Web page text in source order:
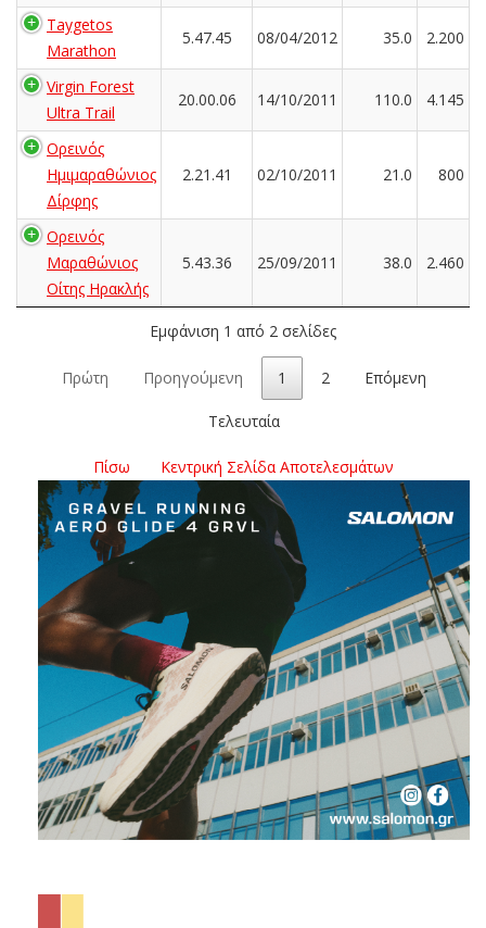
Taygetos
Marathon
5.47.45 08/04/2012 35.0 2.200
Virgin Forest
Ultra Trail
20.00.06 14/10/2011 110.0 4.145
Ορεινός
Ημιμαραθώνιος
Δίρφης
2.21.41 02/10/2011 21.0 800
Ορεινός
Μαραθώνιος
Οίτης Ηρακλής
5.43.36 25/09/2011 38.0 2.460
Εμφάνιση 1 από 2 σελίδες
Πρώτη Προηγούμενη 1 2 Επόμενη
Τελευταία
Πίσω Κεντρική Σελίδα Αποτελεσμάτων